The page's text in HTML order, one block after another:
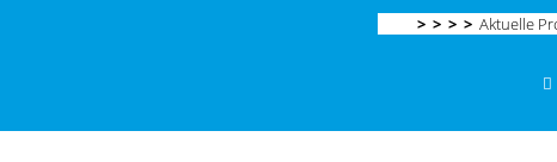
> > > > Aktuelle